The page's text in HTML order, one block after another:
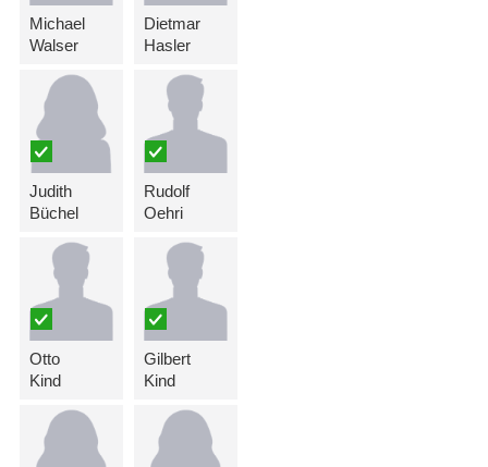
Michael
Walser
Judith
Büchel
Otto
Kind
Dietmar
Hasler
Rudolf
Oehri
Gilbert
Kind